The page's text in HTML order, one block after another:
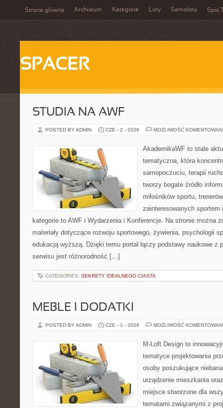
Strona główna Archiwum Kategorie Loty Samoloty Spis
SPACER
STUDIA NA AWF
POSTED BY ADMIN CZE - 2 - 2026 MOŻLIWOŚĆ
AkademikaWF to stale
tematyczna, która
samopoczuciu, terapii
tworzy bogate źródło
miłośników sportu,
zainteresowanych sportem
kategorie to AWF i Wydarzenia i Konferencje. Na stronie można
materiały dotyczące rozwoju sportowego, żywienia, psychologii
edukacją wyższą. Dzięki temu portal łączy podstawy naukowe z
serwisu jest różnorodność […]
CATEGORIES: SEKRETY IDEALNEGO CIASTA
MEBLE I DODATKI
POSTED BY ADMIN CZE - 1 - 2026 MOŻLIWOŚĆ
M-Loft Design to
tematyce projektowania
osoby poszukujące
urządzenie mieszkania
miejsce stworzone dla
tematami związanymi z